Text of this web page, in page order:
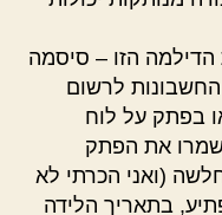
הזו – סיסמה
לרשום
בפתק על לוח
את הפתק
(ואני הכרתי לא
בתאריך הלידה